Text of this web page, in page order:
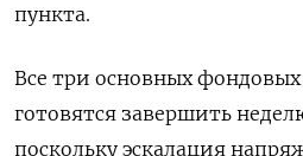
пункта.
Все три основных
готовятся завершить
поскольку эскалация